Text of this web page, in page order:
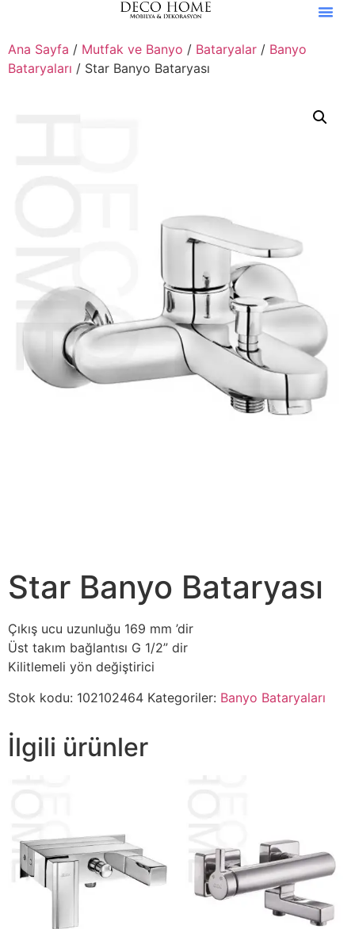
Ana Sayfa / Mutfak ve Banyo / Bataryalar / Banyo
Bataryaları / Star Banyo Bataryası
Star Banyo Bataryası
Çıkış ucu uzunluğu 169 mm ’dir
Üst takım bağlantısı G 1/2” dir
Kilitlemeli yön değiştirici
Stok kodu: 102102464 Kategoriler: Banyo Bataryaları
İlgili ürünler